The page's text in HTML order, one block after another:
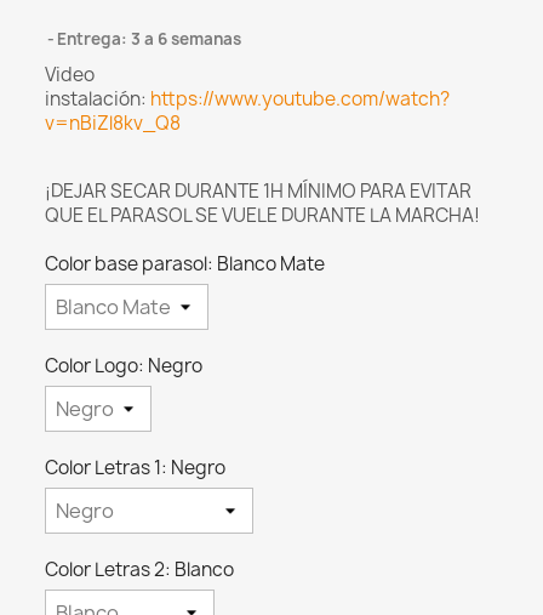
Entrega: 3 a 6 semanas
Video
instalación: https://www.youtube.com/watch?
v=nBiZl8kv_Q8
¡DEJAR SECAR DURANTE 1H MÍNIMO PARA EVITAR
QUE EL PARASOL SE VUELE DURANTE LA MARCHA!
Color base parasol: Blanco Mate
Color Logo: Negro
Color Letras 1: Negro
Color Letras 2: Blanco